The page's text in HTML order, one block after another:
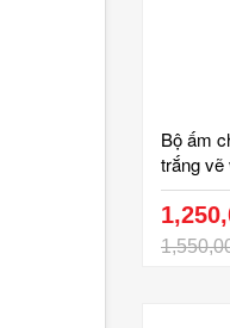
Bộ ấm
trắng vẽ
bát